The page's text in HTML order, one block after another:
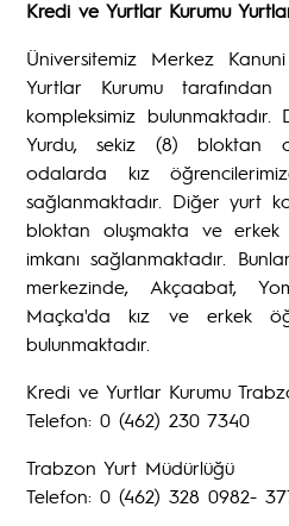
Kredi ve Yurtlar Kurumu
Üniversitemiz Merkez
Yurtlar Kurumu
kompleksimiz
Yurdu, sekiz (8) bloktan
odalarda kız
sağlanmaktadır. Diğer yurt
bloktan oluşmakta ve erkek
imkanı sağlanmaktadır.
merkezinde, Akçaabat,
Maçka'da kız ve erkek
bulunmaktadır.
Kredi ve Yurtlar Kurumu
Telefon: 0 (462) 230 7340
Trabzon Yurt Müdürlüğü
Telefon: 0 (462) 328 0982-